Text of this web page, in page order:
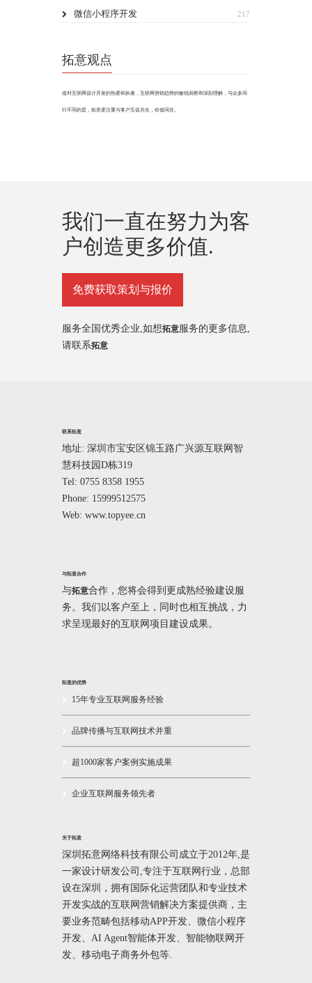
微信小程序开发 217
拓意观点
借对互联网设计开发的热爱和执着，互联网营销趋势的敏锐洞察和深刻理解，与众多同
行不同的是，拓意更注重与客户互促共生，价值同在。
我们一直在努力为客
户创造更多价值.
免费获取策划与报价
服务全国优秀企业,如想拓意服务的更多信息,
请联系拓意
联系拓意
地址: 深圳市宝安区锦玉路广兴源互联网智
慧科技园D栋319
Tel: 0755 8358 1955
Phone: 15999512575
Web: www.topyee.cn
与拓意合作
与拓意合作，您将会得到更成熟经验建设服
务。我们以客户至上，同时也相互挑战，力
求呈现最好的互联网项目建设成果。
拓意的优势
15年专业互联网服务经验
品牌传播与互联网技术并重
超1000家客户案例实施成果
企业互联网服务领先者
关于拓意
深圳拓意网络科技有限公司成立于2012年,是
一家设计研发公司,专注于互联网行业，总部
设在深圳，拥有国际化运营团队和专业技术
开发实战的互联网营销解决方案提供商，主
要业务范畴包括移动APP开发、微信小程序
开发、AI Agent智能体开发、智能物联网开
发、移动电子商务外包等.